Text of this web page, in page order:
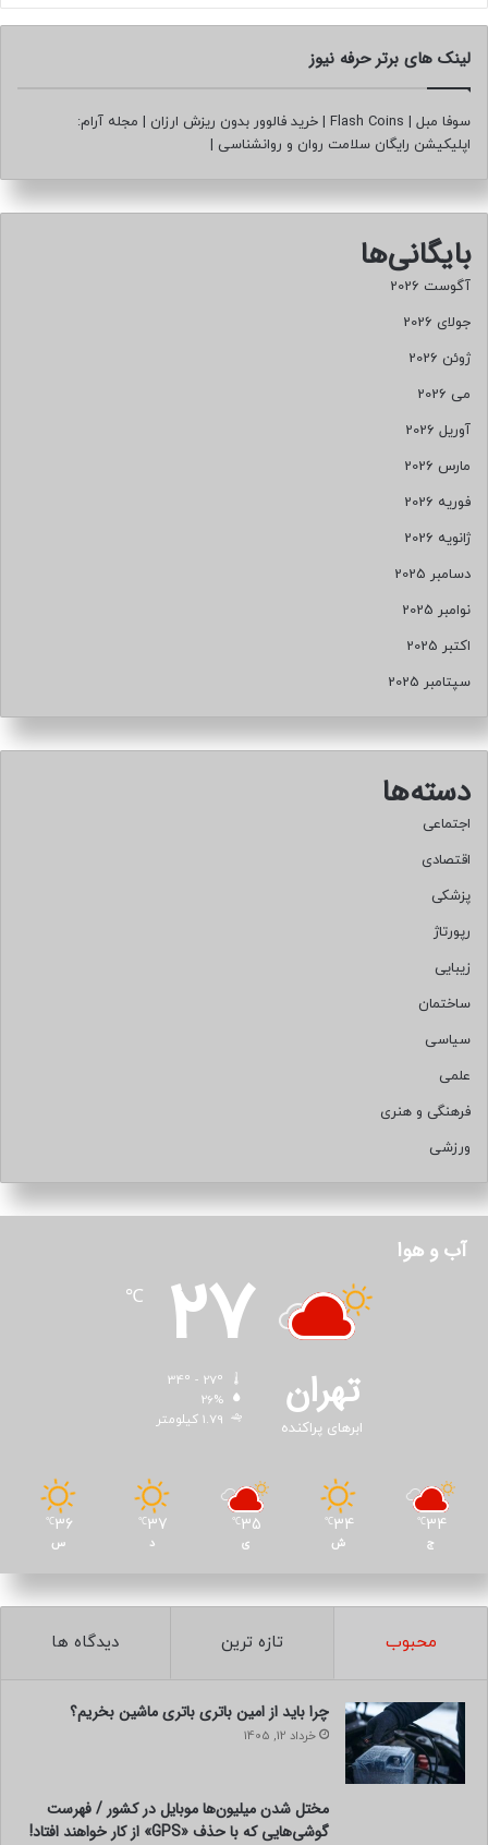
لینک های برتر حرفه نیوز
سوفا مبل |
Flash Coins
| خرید فالوور بدون ریزش ارزان | مجله آرام:
اپلیکیشن رایگان سلامت روان و روانشناسی |
بایگانی‌ها
آگوست 2026
جولای 2026
ژوئن 2026
می 2026
آوریل 2026
مارس 2026
فوریه 2026
ژانویه 2026
دسامبر 2025
نوامبر 2025
اکتبر 2025
سپتامبر 2025
دسته‌ها
اجتماعی
اقتصادی
پزشکی
رپورتاژ
زیبایی
ساختمان
سیاسی
علمی
فرهنگی و هنری
ورزشی
آب و هوا
تهران
ابرهای پراکنده
27
℃
26%
1.79 کیلومتر
34
℃
ج
34
℃
ش
35
℃
ی
37
℃
د
36
℃
س
محبوب تازه ترین دیدگاه ها
چرا باید از امین باتری باتری ماشین بخریم؟
خرداد 12, 1405
مختل شدن میلیون‌ها موبایل در کشور / فهرست
گوشی‌هایی که با حذف «GPS» از کار خواهند افتاد!